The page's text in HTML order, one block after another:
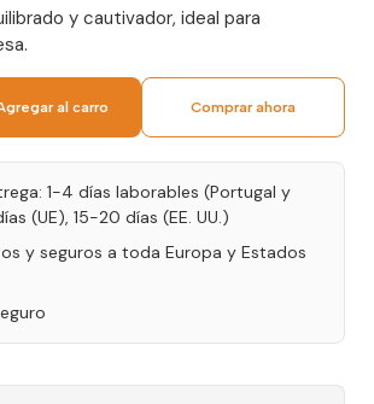
y cautivador, ideal para
al carro Comprar ahora
1-4 días laborables (Portugal y
(UE), 15-20 días (EE. UU.)
y seguros a toda Europa y Estados